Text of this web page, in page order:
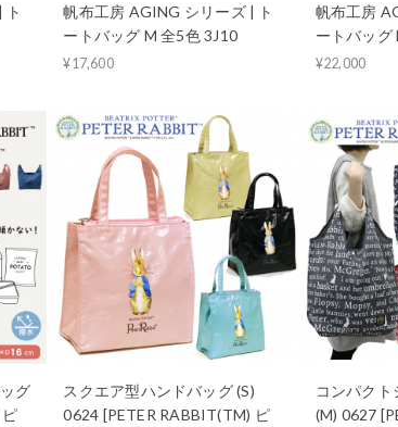
ト
帆布工房 AGING シリーズ | ト
ートバッグ M 全5色 3J10
¥17,600
帆布工房
ートバッグ
¥22,000
グ
スクエア型ハンドバッグ (S)
0624 [PETER RABBIT(TM) ピ
コンパク
(M) 0627